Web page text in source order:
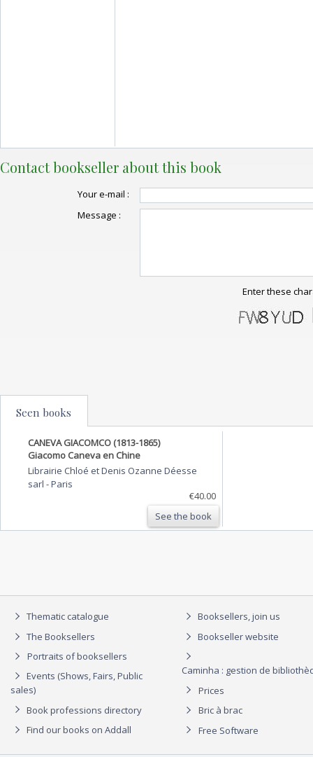
Contact bookseller about this book
Your e-mail :
Message :
Enter these
Seen books
CANEVA GIACOMCO (1813-1865)
Giacomo Caneva en Chine
Librairie Chloé et Denis Ozanne Déesse
sarl -Paris
€40.00
See the book
Thematic catalogue
The Booksellers
Portraits of booksellers
Events (Shows, Fairs, Public
sales)
Book professions directory
Find our books on Addall
Booksellers, join us
Bookseller website
Caminha : gestion de
Prices
Bric à brac
Free Software